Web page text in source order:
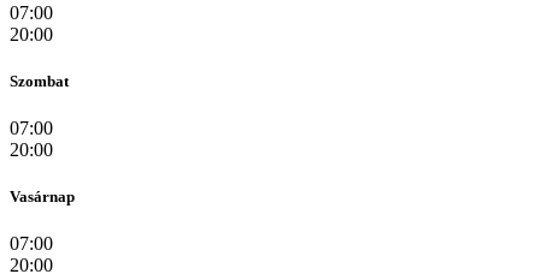
07:00
20:00
Szombat
07:00
20:00
Vasárnap
07:00
20:00